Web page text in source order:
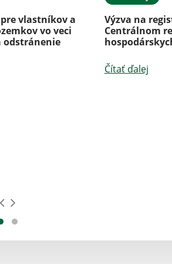
vlastníkov a
vo veci
odstránenie
Výzva na
Centrálnom
Čítať ďalej